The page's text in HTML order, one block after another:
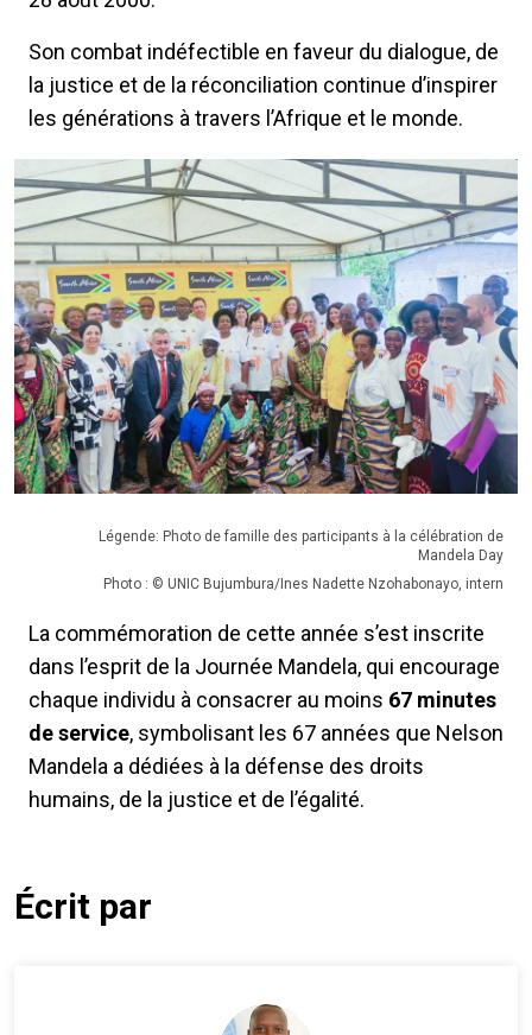
Son combat indéfectible en faveur du dialogue, de
la justice et de la réconciliation continue d’inspirer
les générations à travers l’Afrique et le monde.
Légende: Photo de famille des participants à la célébration de
Mandela Day
Photo : © UNIC Bujumbura/Ines Nadette Nzohabonayo, intern
La commémoration de cette année s’est inscrite
dans l’esprit de la Journée Mandela, qui encourage
chaque individu à consacrer au moins 67 minutes
de service, symbolisant les 67 années que Nelson
Mandela a dédiées à la défense des droits
humains, de la justice et de l’égalité.
Écrit par